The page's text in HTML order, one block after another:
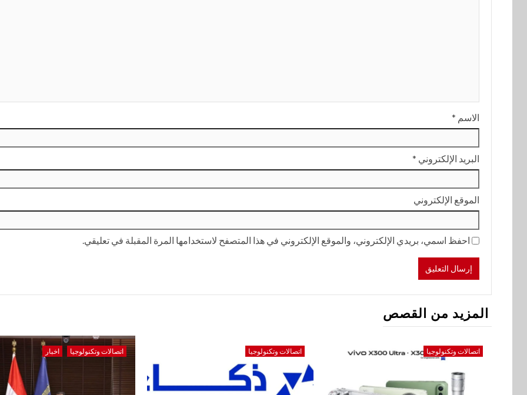
الاسم *
البريد الإلكتروني *
الموقع الإلكتروني
احفظ اسمي، بريدي الإلكتروني، والموقع الإلكتروني في هذا المتصفح لاستخدامها المرة المقبلة في تعليقي.
المزيد من القصص
اتصالات وتكنولوجيا اتصالات وتكنولوجيا اتصالات وتكنولوجيا اخبار